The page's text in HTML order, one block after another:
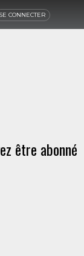
SE CONNECTER
être abonné